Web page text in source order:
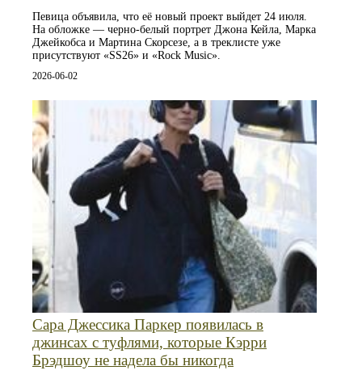
Певица объявила, что её новый проект выйдет 24 июля.
На обложке — черно‑белый портрет Джона Кейла, Марка
Джейкобса и Мартина Скорсезе, а в треклисте уже
присутствуют «SS26» и «Rock Music».
2026-06-02
Сара Джессика Паркер появилась в
джинсах с туфлями, которые Кэрри
Брэдшоу не надела бы никогда